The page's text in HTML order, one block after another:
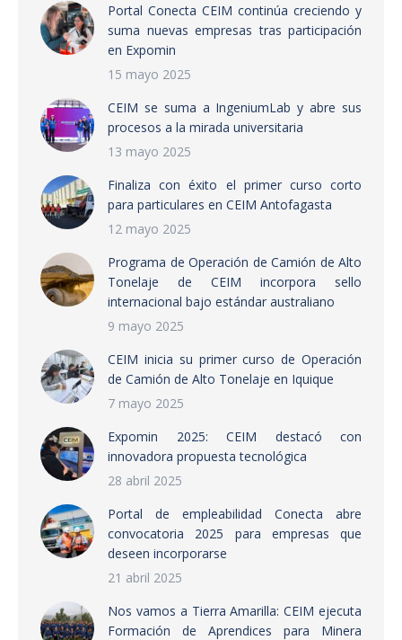
Portal Conecta CEIM continúa creciendo y
suma nuevas empresas tras participación
en Expomin
15 mayo 2025
CEIM se suma a IngeniumLab y abre sus
procesos a la mirada universitaria
13 mayo 2025
Finaliza con éxito el primer curso corto
para particulares en CEIM Antofagasta
12 mayo 2025
Programa de Operación de Camión de Alto
Tonelaje de CEIM incorpora sello
internacional bajo estándar australiano
9 mayo 2025
CEIM inicia su primer curso de Operación
de Camión de Alto Tonelaje en Iquique
7 mayo 2025
Expomin 2025: CEIM destacó con
innovadora propuesta tecnológica
28 abril 2025
Portal de empleabilidad Conecta abre
convocatoria 2025 para empresas que
deseen incorporarse
21 abril 2025
Nos vamos a Tierra Amarilla: CEIM ejecuta
Formación de Aprendices para Minera